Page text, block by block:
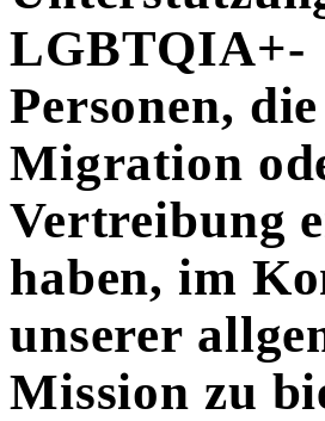
LGBTQIA+-
Personen, die
Migration
Vertreibung
haben, im
unserer
Mission zu